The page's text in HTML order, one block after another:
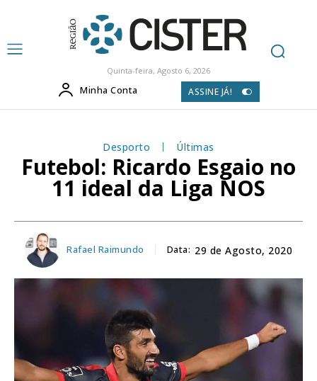
Quinta-feira, Agosto 6, 2026
Minha Conta ASSINE JÁ!
Desporto Últimas
Futebol: Ricardo Esgaio no
11 ideal da Liga NOS
Rafael Raimundo Data: 29 de Agosto, 2020